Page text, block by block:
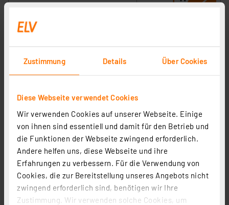
Zustimmung Details Über Cookies
Diese Webseite verwendet Cookies
Wir verwenden Cookies auf unserer Webseite. Einige
von ihnen sind essentiell und damit für den Betrieb und
die Funktionen der Webseite zwingend erforderlich.
Andere helfen uns, diese Webseite und ihre
Erfahrungen zu verbessern. Für die Verwendung von
Cookies, die zur Bereitstellung unseres Angebots nicht
zwingend erforderlich sind, benötigen wir Ihre
Zustimmung. Wir verwenden solche Cookies, um
Philips Hocheffiziente 11,9-W-T8-LED-Röhrenlampe
LEDtube UE, 2500 lm, 4000 K, KVG/VVG, EEK A, 120 cm
Artikel-Nr. 253115
17.87 CHF